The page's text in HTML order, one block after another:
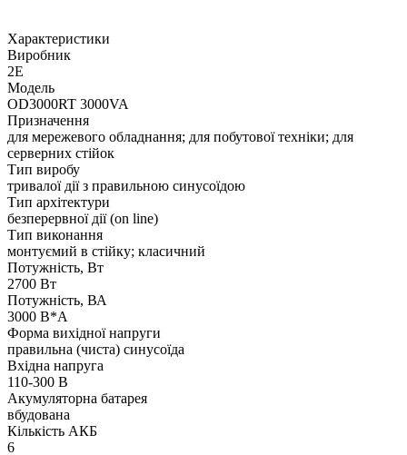
Характеристики
Виробник
2E
Модель
OD3000RT 3000VA
Призначення
для мережевого обладнання; для побутової техніки; для
серверних стійок
Тип виробу
тривалої дії з правильною синусоїдою
Тип архітектури
безперервної дії (on line)
Тип виконання
монтуємий в стійку; класичний
Потужність, Вт
2700 Вт
Потужність, ВА
3000 В*А
Форма вихідної напруги
правильна (чиста) синусоїда
Вхідна напруга
110-300 В
Акумуляторна батарея
вбудована
Кількість АКБ
6